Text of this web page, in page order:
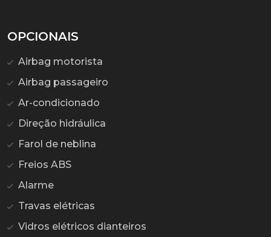
OPCIONAIS
Airbag motorista
Airbag passageiro
Ar-condicionado
Direção hidráulica
Farol de neblina
Freios ABS
Alarme
Travas elétricas
Vidros elétricos dianteiros